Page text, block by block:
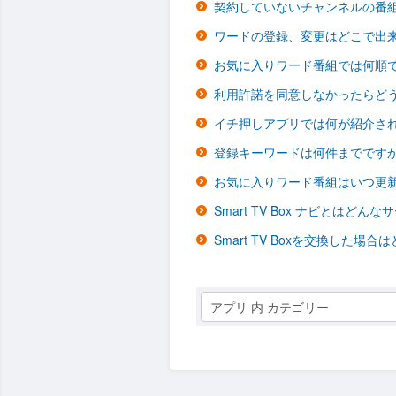
契約していないチャンネルの番
ワードの登録、変更はどこで出
お気に入りワード番組では何順
利用許諾を同意しなかったらど
イチ押しアプリでは何が紹介さ
登録キーワードは何件までです
お気に入りワード番組はいつ更
Smart TV Box ナビとはどんな
Smart TV Boxを交換した場合は
アプリ 内 カテゴリー